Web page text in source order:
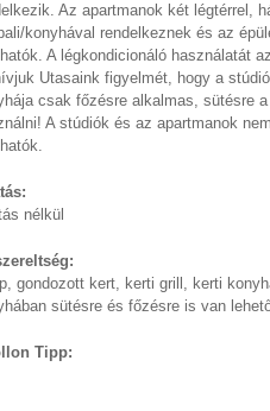
Az apartmanok két légtérrel,
konyhával rendelkeznek és az
A légkondicionáló használatát
Utasaink figyelmét, hogy a
csak főzésre alkalmas, sütésre
A stúdiók és az apartmanok
nélkül
gondozott kert, kerti grill, kerti
sütésre és főzésre is van
Tipp: